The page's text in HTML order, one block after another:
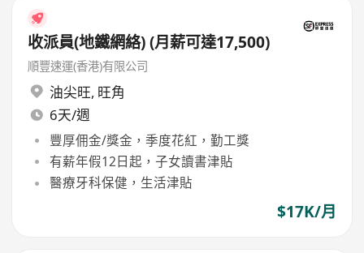
收派員(地鐵網絡) (月薪可達17,500)
順豐速運(香港)有限公司
油尖旺, 旺角
6天/週
豐厚佣金/獎金，季度花紅，勤工獎
有薪年假12日起，子女讀書津貼
醫療牙科保健，生活津貼
$17K/月